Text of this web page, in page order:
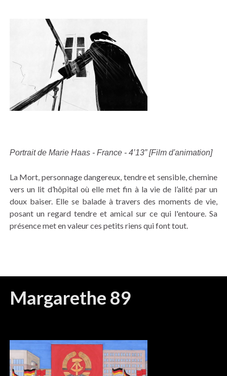
Portrait de Marie Haas - France - 4’13” [Film d'animation]
La Mort, personnage dangereux, tendre et sensible, chemine
vers un lit d’hôpital où elle met fin à la vie de l’alité par un
doux baiser. Elle se balade à travers des moments de vie,
posant un regard tendre et amical sur ce qui l'entoure. Sa
présence met en valeur ces petits riens qui font tout.
Margarethe 89